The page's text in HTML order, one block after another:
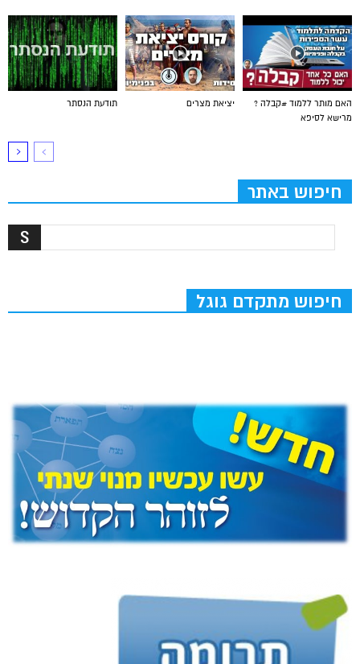
תודעת הנסתר יציאת מצרים
האם מותר ללמוד #קבלה ?
מרישא לסיפא
חיפוש באתר
חיפוש מתקדם גוגל